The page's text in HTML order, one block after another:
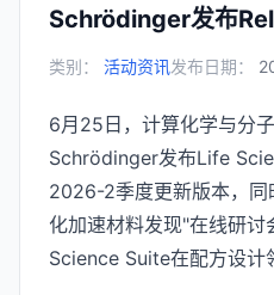
Schrödinger发布
类别： 活动资讯发布日期：
6月25日，计算化学与分
Schrödinger发布Life
2026-2季度更新版本，
化加速材料发现"在线研
Science Suite在配方设计